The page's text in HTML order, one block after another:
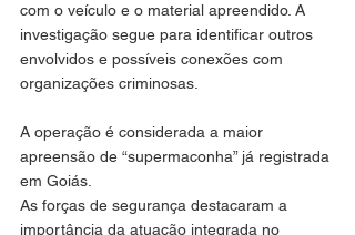
com o veículo e o material apreendido. A
investigação segue para identificar outros
envolvidos e possíveis conexões com
organizações criminosas.
A operação é considerada a maior
apreensão de “supermaconha” já registrada
em Goiás.
As forças de segurança destacaram a
importância da atuação integrada no